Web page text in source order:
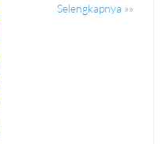
Selengkapnya »»